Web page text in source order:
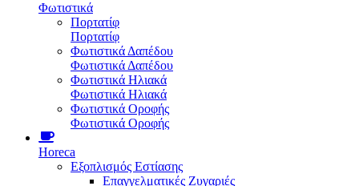
Φωτιστικά
Πορτατίφ
Πορτατίφ
Φωτιστικά Δαπέδου
Φωτιστικά Δαπέδου
Φωτιστικά Ηλιακά
Φωτιστικά Ηλιακά
Φωτιστικά Οροφής
Φωτιστικά Οροφής
Horeca
Εξοπλισμός Εστίασης
Επαγγελματικές Ζυγαριές